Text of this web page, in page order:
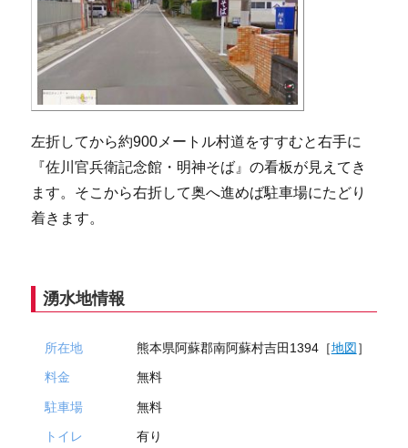
左折してから約900メートル村道をすすむと右手に
『佐川官兵衛記念館・明神そば』の看板が見えてき
ます。そこから右折して奥へ進めば駐車場にたどり
着きます。
湧水地情報
所在地 熊本県阿蘇郡南阿蘇村吉田1394［地図 ］
料金 無料
駐車場 無料
トイレ 有り